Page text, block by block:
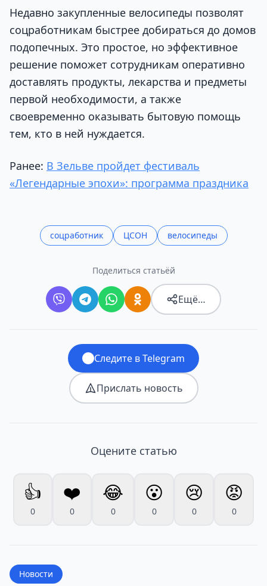
Недавно закупленные велосипеды позволят
соцработникам быстрее добираться до домов
подопечных. Это простое, но эффективное
решение поможет сотрудникам оперативно
доставлять продукты, лекарства и предметы
первой необходимости, а также
своевременно оказывать бытовую помощь
тем, кто в ней нуждается.
Ранее: В Зельве пройдет фестиваль
«Легендарные эпохи»: программа праздника
соцработник ЦСОН велосипеды
Поделиться статьёй
Ещё…
Следите в Telegram
Прислать новость
Оцените статью
👍
0
❤️
0
😂
0
😮
0
😢
0
😡
0
Новости